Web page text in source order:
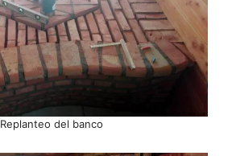
Replanteo del banco